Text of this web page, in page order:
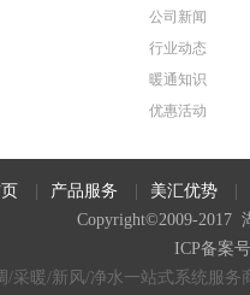
公司新闻
行业动态
暖通知识
优惠活动
产品服务 美汇优势
Copyright©2009-2017
ICP备案
采暖/新风/净水一站式系统服